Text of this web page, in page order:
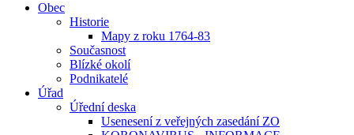
Obec
Historie
Mapy z roku 1764-83
Současnost
Blízké okolí
Podnikatelé
Úřad
Úřední deska
Usenesení z veřejných zasedání ZO